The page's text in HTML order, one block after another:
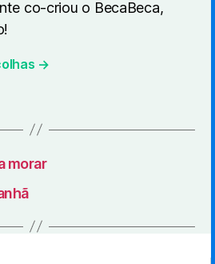
co-criou o BecaBeca,
→
morar